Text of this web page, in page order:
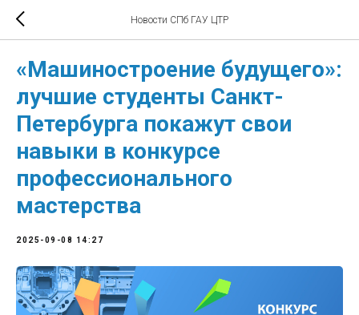
Новости СПб ГАУ ЦТР
«Машиностроение будущего»:
лучшие студенты Санкт-
Петербурга покажут свои
навыки в конкурсе
профессионального
мастерства
2025-09-08 14:27